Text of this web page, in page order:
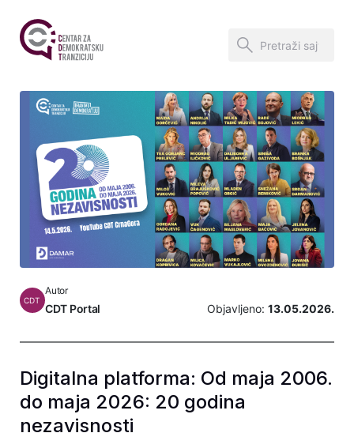
CDT
Autor
CDT Portal Objavljeno: 13.05.2026.
Digitalna platforma: Od maja 2006.
do maja 2026: 20 godina
nezavisnosti